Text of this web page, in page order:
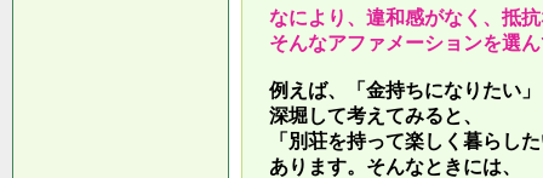
なにより、違和感がなく、抵
そんなアファメーションを選
例えば、「金持ちになりたい
深堀して考えてみると、
「別荘を持って楽しく暮らし
あります。そんなときには、